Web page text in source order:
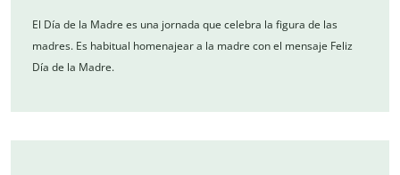
El Día de la Madre es una jornada que celebra la figura de las
madres. Es habitual homenajear a la madre con el mensaje Feliz
Día de la Madre.